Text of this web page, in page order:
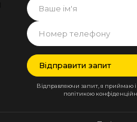
Відправляючи запит, я приймаю
політикою